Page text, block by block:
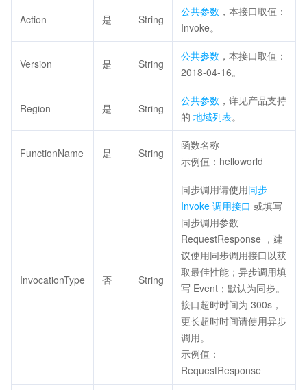
Action 是 String
公共参数 ，本接口取值：
Invoke。
Version 是 String
公共参数 ，本接口取值：
2018-04-16。
Region 是 String
公共参数 ，详见产品支持
的 地域列表。
FunctionName 是 String
函数名称
示例值：helloworld
InvocationType 否 String
同步调用请使用同步
Invoke 调用接口 或填写
同步调用参数
RequestResponse ，建
议使用同步调用接口以获
取最佳性能；异步调用填
写 Event；默认为同步。
接口超时时间为 300s，
更长超时时间请使用异步
调用。
示例值：
RequestResponse